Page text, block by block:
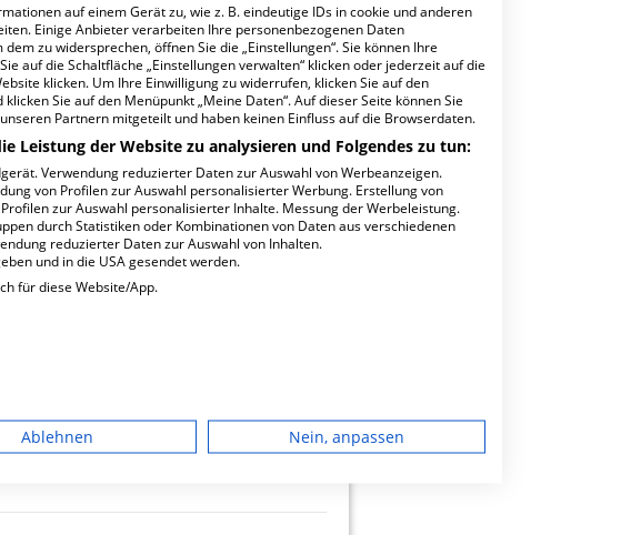
Terminbuchungen
möglich.
auf einem Gerät zu, wie z. B. eindeutige IDs in cookie und anderen
Einige Anbieter verarbeiten Ihre personenbezogenen Daten
zu widersprechen, öffnen Sie die „Einstellungen“. Sie können Ihre
auf die Schaltfläche „Einstellungen verwalten“ klicken oder jederzeit auf die
klicken. Um Ihre Einwilligung zu widerrufen, klicken Sie auf den
Sie auf den Menüpunkt „Meine Daten“. Auf dieser Seite können Sie
Partnern mitgeteilt und haben keinen Einfluss auf die Browserdaten.
Leistung der Website zu analysieren und Folgendes zu tun:
Verwendung reduzierter Daten zur Auswahl von Werbeanzeigen.
von Profilen zur Auswahl personalisierter Werbung. Erstellung von
zur Auswahl personalisierter Inhalte. Messung der Werbeleistung.
durch Statistiken oder Kombinationen von Daten aus verschiedenen
reduzierter Daten zur Auswahl von Inhalten.
und in die USA gesendet werden.
für diese Website/App.
Werbeanzeigen
Ablehnen Nein, anpassen